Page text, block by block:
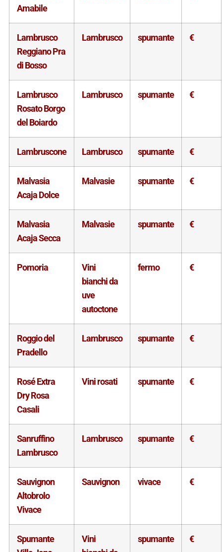
Amabile
Lambrusco
Reggiano Pra
di Bosso
Lambrusco spumante €
Lambrusco
Rosato Borgo
del Boiardo
Lambrusco spumante €
Lambruscone Lambrusco spumante €
Malvasia
Acaja Dolce
Malvasie spumante €
Malvasia
Acaja Secca
Malvasie spumante €
Pomoria
Vini
bianchi da
uve
autoctone
fermo €
Roggio del
Pradello
Lambrusco spumante €
Rosé Extra
Dry Rosa
Casali
Vini rosati spumante €
Sanruffino
Lambrusco
Lambrusco spumante €
Sauvignon
Altobrolo
Vivace
Sauvignon vivace €
Spumante
Vini
spumante €